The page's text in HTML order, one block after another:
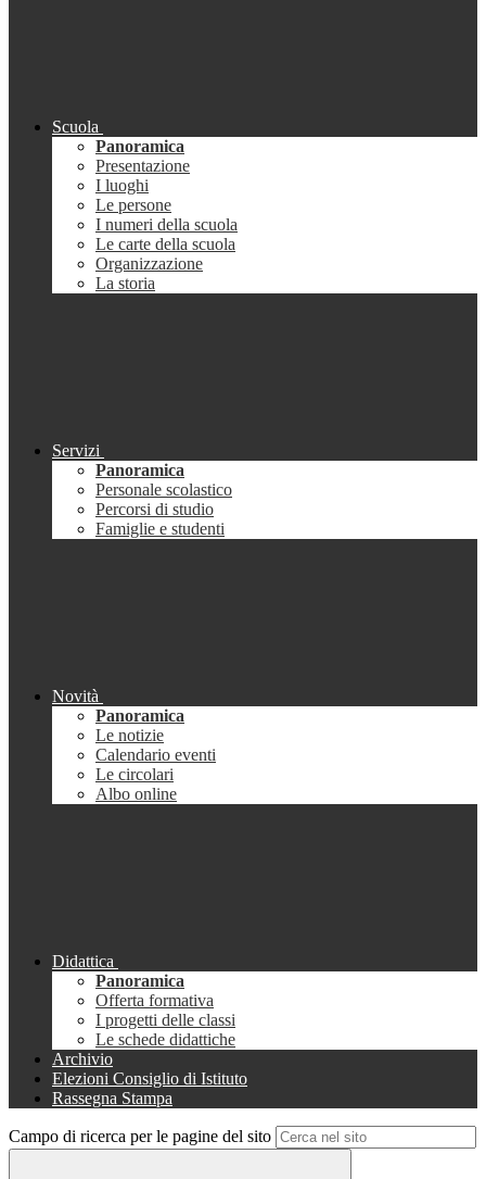
Scuola
Panoramica
Presentazione
I luoghi
Le persone
I numeri della scuola
Le carte della scuola
Organizzazione
La storia
Servizi
Panoramica
Personale scolastico
Percorsi di studio
Famiglie e studenti
Novità
Panoramica
Le notizie
Calendario eventi
Le circolari
Albo online
Didattica
Panoramica
Offerta formativa
I progetti delle classi
Le schede didattiche
Archivio
Elezioni Consiglio di Istituto
Rassegna Stampa
Campo di ricerca per le pagine del sito